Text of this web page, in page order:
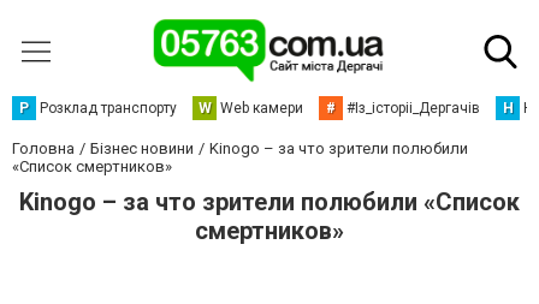
Р Розклад транспорту W Web камери # #Із_історіі_Дергачів Н
Головна Бізнес новини
Kinogo – за что зрители полюбили
«Список смертников»
Kinogo – за что зрители полюбили «Список
смертников»